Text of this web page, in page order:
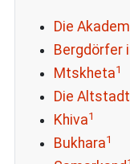
Die
Bergdörfer
Mtskheta1
Die
Khiva1
Bukhara1